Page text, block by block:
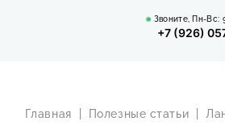
Звоните, Пн-Вс:
+7 (926)
УСЛУГИ
Главная Полезные статьи